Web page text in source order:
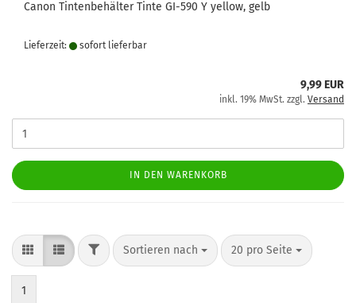
Canon Tintenbehälter Tinte GI-590 Y yellow, gelb
Lieferzeit: sofort lie­fer­bar
9,99 EUR
inkl. 19% MwSt. zzgl. Versand
IN DEN WARENKORB
FILTERSortieren nach
Sortieren nach 20 pro Seite
pro Seite
1